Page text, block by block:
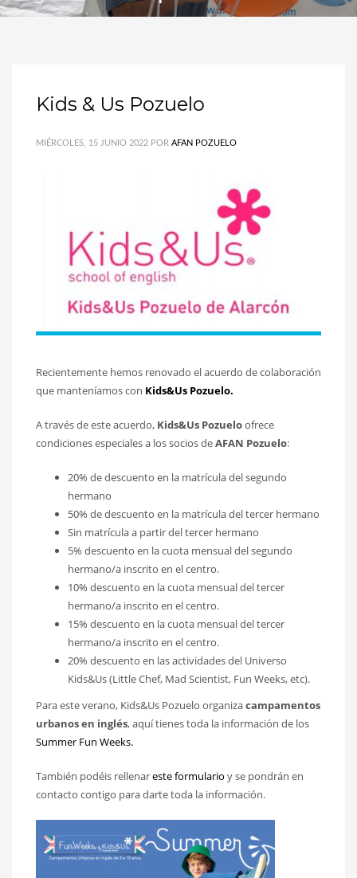
Kids & Us Pozuelo
MIÉRCOLES, 15 JUNIO 2022 POR AFAN POZUELO
Recientemente hemos renovado el acuerdo de colaboración
que manteníamos con Kids&Us Pozuelo.
A través de este acuerdo, Kids&Us Pozueloofrece
condiciones especiales a los socios deAFAN Pozuelo:
20% de descuento en la matrícula del segundo
hermano
50% de descuento en la matrícula del tercer hermano
Sin matrícula a partir del tercer hermano
5% descuento en la cuota mensual del segundo
hermano/a inscrito en el centro.
10% descuento en la cuota mensual del tercer
hermano/a inscrito en el centro.
15% descuento en la cuota mensual del tercer
hermano/a inscrito en el centro.
20% descuento en las actividades del Universo
Kids&Us (Little Chef, Mad Scientist, Fun Weeks, etc).
Para este verano, Kids&Us Pozuelo organizacampamentos
urbanos en inglés, aquí tienes toda la información de los
Summer Fun Weeks.
También podéis rellenareste formulario y se pondrán en
contacto contigo para darte toda la información.